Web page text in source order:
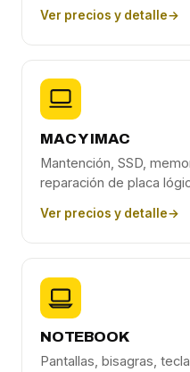
Ver precios y detalle→
MAC Y IMAC
Mantención, SSD,
reparación de placa
Ver precios y detalle→
NOTEBOOK
Pantallas, bisagras,